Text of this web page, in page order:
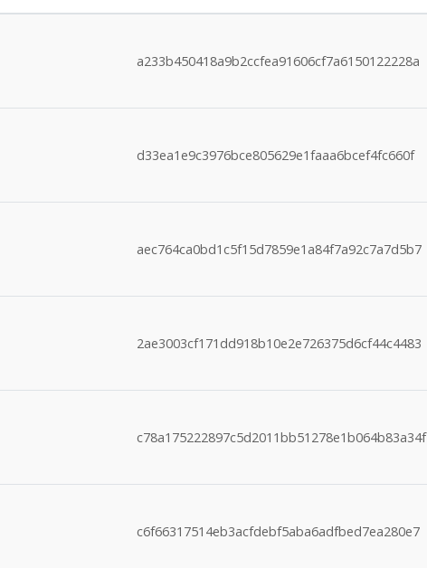
a233b450418a9b2ccfea91606cf7a6150122228a
d33ea1e9c3976bce805629e1faaa6bcef4fc660f
aec764ca0bd1c5f15d7859e1a84f7a92c7a7d5b7
2ae3003cf171dd918b10e2e726375d6cf44c4483
c78a175222897c5d2011bb51278e1b064b83a34f
c6f66317514eb3acfdebf5aba6adfbed7ea280e7